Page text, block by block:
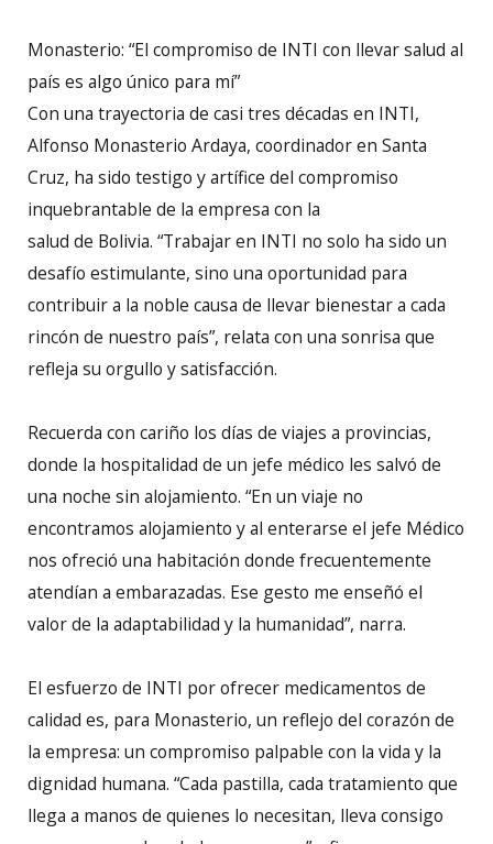
Monasterio: “El compromiso de INTI con llevar salud al
país es algo único para mí”
Con una trayectoria de casi tres décadas en INTI,
Alfonso Monasterio Ardaya, coordinador en Santa
Cruz, ha sido testigo y artífice del compromiso
inquebrantable de la empresa con la
salud de Bolivia. “Trabajar en INTI no solo ha sido un
desafío estimulante, sino una oportunidad para
contribuir a la noble causa de llevar bienestar a cada
rincón de nuestro país”, relata con una sonrisa que
refleja su orgullo y satisfacción.
Recuerda con cariño los días de viajes a provincias,
donde la hospitalidad de un jefe médico les salvó de
una noche sin alojamiento. “En un viaje no
encontramos alojamiento y al enterarse el jefe Médico
nos ofreció una habitación donde frecuentemente
atendían a embarazadas. Ese gesto me enseñó el
valor de la adaptabilidad y la humanidad”, narra.
El esfuerzo de INTI por ofrecer medicamentos de
calidad es, para Monasterio, un reflejo del corazón de
la empresa: un compromiso palpable con la vida y la
dignidad humana. “Cada pastilla, cada tratamiento que
llega a manos de quienes lo necesitan, lleva consigo